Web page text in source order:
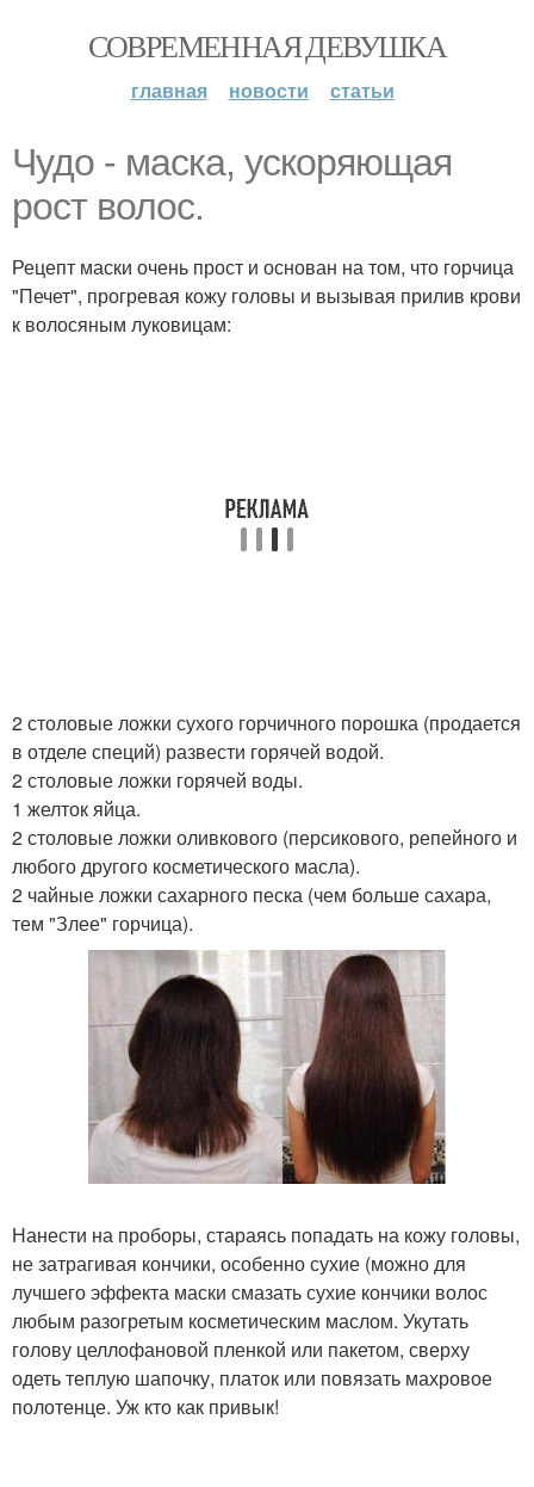
СОВРЕМЕННАЯ ДЕВУШКА
главная новости статьи
Чудо - маска, ускоряющая
рост волос.
Рецепт маски очень прост и основан на том, что горчица
"Печет", прогревая кожу головы и вызывая прилив крови
к волосяным луковицам:
2 столовые ложки сухого горчичного порошка (продается
в отделе специй) развести горячей водой.
2 столовые ложки горячей воды.
1 желток яйца.
2 столовые ложки оливкового (персикового, репейного и
любого другого косметического масла).
2 чайные ложки сахарного песка (чем больше сахара,
тем "Злее" горчица).
Нанести на проборы, стараясь попадать на кожу головы,
не затрагивая кончики, особенно сухие (можно для
лучшего эффекта маски смазать сухие кончики волос
любым разогретым косметическим маслом. Укутать
голову целлофановой пленкой или пакетом, сверху
одеть теплую шапочку, платок или повязать махровое
полотенце. Уж кто как привык!